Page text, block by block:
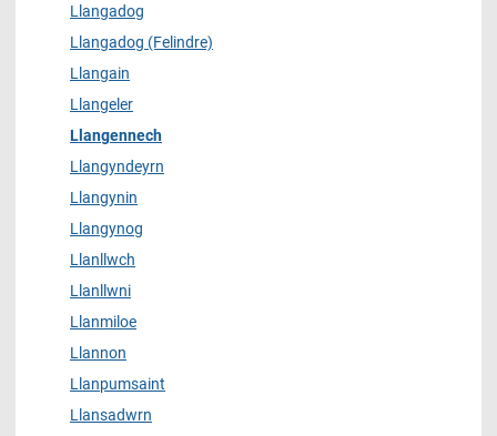
Llangadog
Llangadog (Felindre)
Llangain
Llangeler
Llangennech
Llangyndeyrn
Llangynin
Llangynog
Llanllwch
Llanllwni
Llanmiloe
Llannon
Llanpumsaint
Llansadwrn